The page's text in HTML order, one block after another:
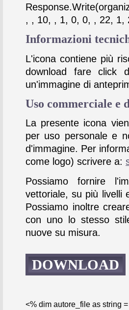
, , 10, , 1, 0, 0, , 22, 1,
Informazioni
L'icona contiene più
download fare click
un'immagine di
Uso commerciale e
La presente icona
per uso personale e
d'immagine. Per
come logo) scrivere a:
Possiamo fornire
vettoriale, su più livelli
Possiamo inoltre
con uno lo stesso
nuove su misura.
DOWNLOAD
<% dim autore_file as string